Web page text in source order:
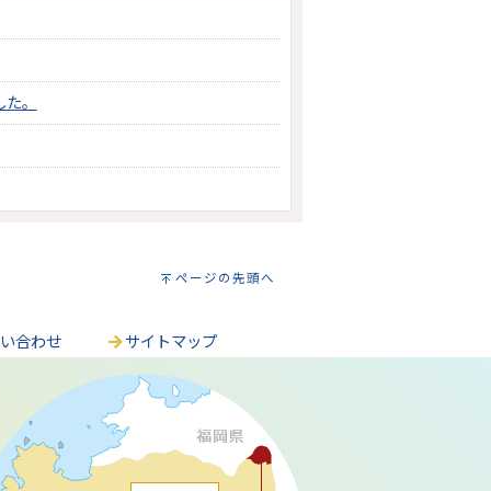
。
ページの先頭へ
合わせ サイトマップ